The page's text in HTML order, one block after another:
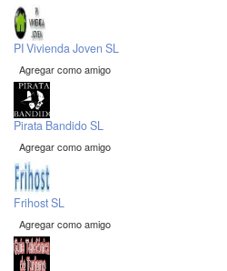
PI Vivienda Joven SL
Agregar como amigo
Pirata Bandido SL
Agregar como amigo
Frihost SL
Agregar como amigo